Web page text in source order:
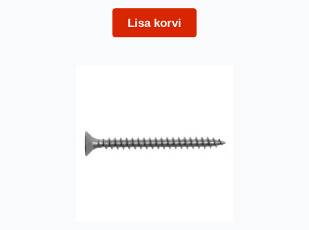
Lisa korvi